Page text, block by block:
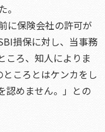
に保険会社の許可が
損保に対し、当事務
ころ、知人によりま
ころとはケンカをし
認めません。」との